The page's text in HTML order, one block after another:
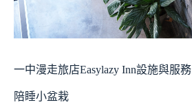
一中漫走旅店Easylazy Inn設施與服務
陪睡小盆栽